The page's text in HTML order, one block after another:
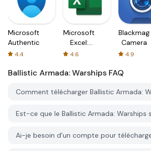
Microsoft
Authenticator
4.4
Microsoft
Excel:
Spreadsheets
4.6
Blackmagic
Camera
4.9
Ballistic Armada: Warships FAQ